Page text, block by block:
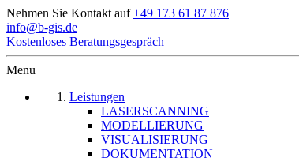
Nehmen Sie Kontakt auf+49 173 61 87 876
info@b-gis.de
Kostenloses Beratungsgespräch
Menu
Leistungen
LASERSCANNING
MODELLIERUNG
VISUALISIERUNG
DOKUMENTATION